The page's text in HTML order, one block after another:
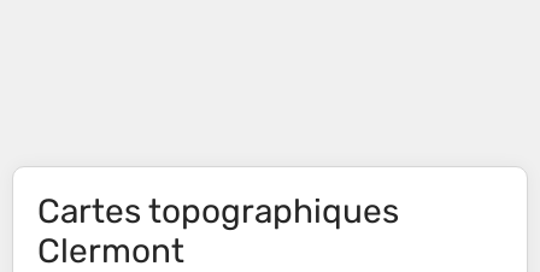
Cartes topographiques
Clermont